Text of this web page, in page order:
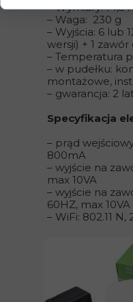
– Wymiary: 14,5
– Waga: 230 g
– Wyjścia: 6 lub
wersji) + 1 zawór
– Temperatura
– w pudełku:
montażowe,
– gwarancja: 2
Specyfikacja
– prąd
800mA
– wyjście na
max 10VA
– wyjście na
60HZ, max 10VA
– WiFi: 802.11 N,